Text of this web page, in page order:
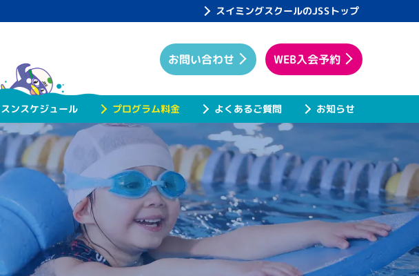
スイミングスクールのJSSトップ
ンスケジュール プログラム料金 よくあるご質問 お知らせ
お問い合わせ WEB入会予約